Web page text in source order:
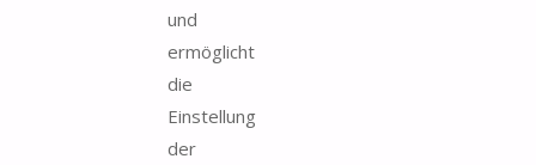
und
ermöglicht
die
Einstellung
der